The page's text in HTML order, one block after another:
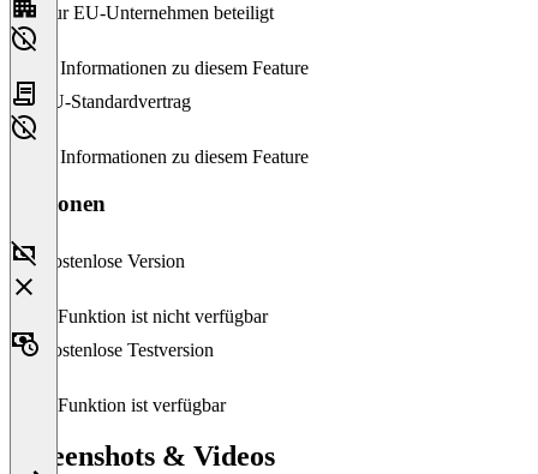
Nur EU-Unternehmen beteiligt
Keine Informationen zu diesem Feature
EU-Standardvertrag
Keine Informationen zu diesem Feature
Versionen
Kostenlose Version
Diese Funktion ist nicht verfügbar
Kostenlose Testversion
Diese Funktion ist verfügbar
Screenshots & Videos